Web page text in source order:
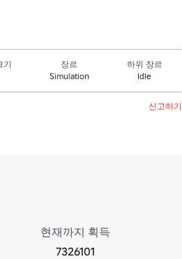
기
장르
Simulation
하위 장르
Idle
신고하기
현재까지 획득
7326101